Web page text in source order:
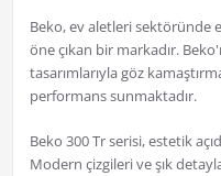
Beko, ev aletleri sektöründe
öne çıkan bir markadır.
tasarımlarıyla göz
performans sunmaktadır.
Beko 300 Tr serisi, estetik
Modern çizgileri ve şık